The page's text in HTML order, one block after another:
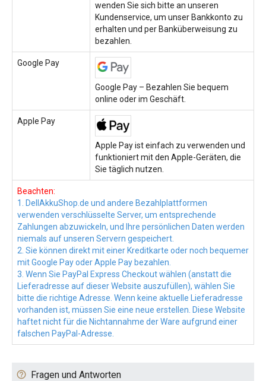
wenden Sie sich bitte an unseren
Kundenservice, um unser Bankkonto zu
erhalten und per Banküberweisung zu
bezahlen.
Google Pay
Google Pay – Bezahlen Sie bequem
online oder im Geschäft.
Apple Pay
Apple Pay ist einfach zu verwenden und
funktioniert mit den Apple-Geräten, die
Sie täglich nutzen.
Beachten:
1. DellAkkuShop.de und andere Bezahlplattformen
verwenden verschlüsselte Server, um entsprechende
Zahlungen abzuwickeln, und Ihre persönlichen Daten werden
niemals auf unseren Servern gespeichert.
2. Sie können direkt mit einer Kreditkarte oder noch bequemer
mit Google Pay oder Apple Pay bezahlen.
3. Wenn Sie PayPal Express Checkout wählen (anstatt die
Lieferadresse auf dieser Website auszufüllen), wählen Sie
bitte die richtige Adresse. Wenn keine aktuelle Lieferadresse
vorhanden ist, müssen Sie eine neue erstellen. Diese Website
haftet nicht für die Nichtannahme der Ware aufgrund einer
falschen PayPal-Adresse.
Fragen und Antworten